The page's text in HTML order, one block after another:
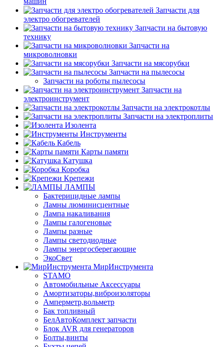
Запчасти для
электро обогревателей
Запчасти на бытовую
технику
Запчасти на
микроволновки
Запчасти на мясорубки
Запчасти на пылесосы
Запчасти на роботы пылесосы
Запчасти на
электроинструмент
Запчасти на электрокотлы
Запчасти на электроплиты
Изолента
Инструменты
Кабель
Карты памяти
Катушка
Коробка
Крепежи
ЛАМПЫ
Бактерицидные лампы
Ламны люминисцентные
Лампа накаливания
Лампы галогеновые
Лампы разные
Лампы светодиодные
Лампы энергосберегающие
ЭкоСвет
МирИнструмента
STAMO
Автомобильные Аксессуары
Амортизаторы,виброизоляторы
Амперметр,вольметр
Бак топливный
БелАвтоКомплект запчасти
Блок AVR для генераторов
Болты,винты